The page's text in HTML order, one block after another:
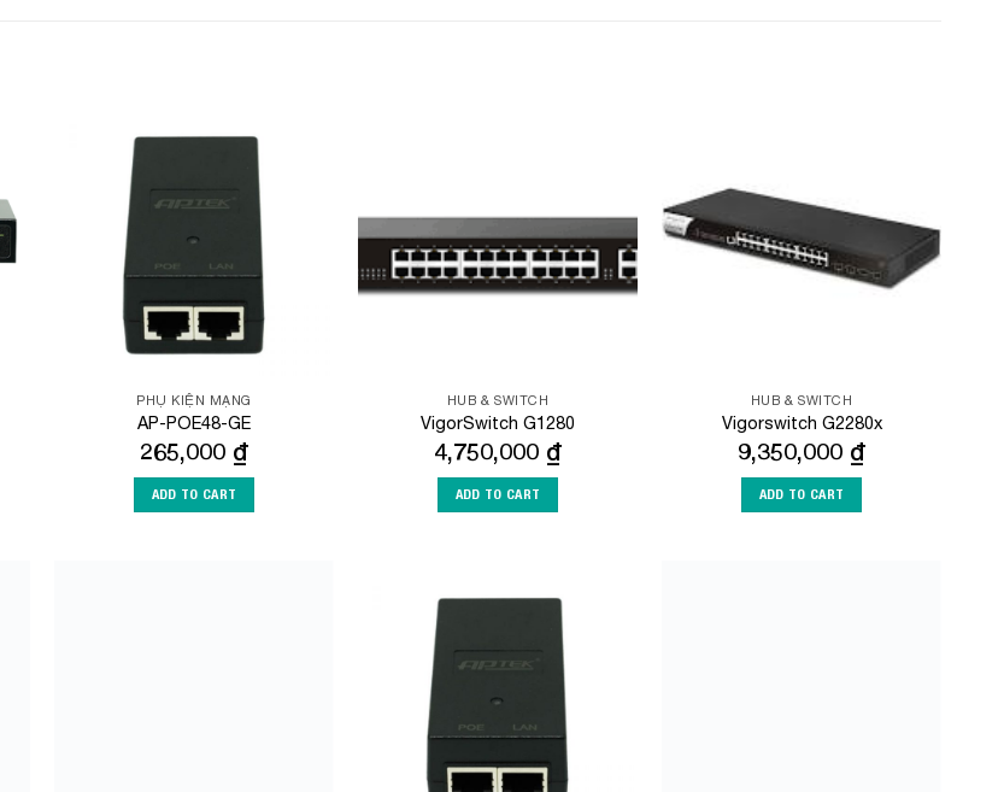
PHỤ KIỆN MẠNG
AP-POE48-GE
265,000 ₫
ADD TO CART
HUB & SWITCH
VigorSwitch G1280
4,750,000 ₫
ADD TO CART
HUB & SWITCH
Vigorswitch G2280x
9,350,000 ₫
ADD TO CART